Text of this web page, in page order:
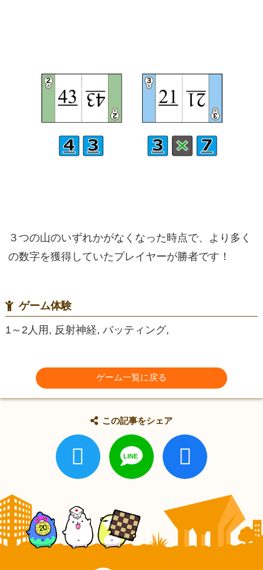
３つの山のいずれかがなくなった時点で、より多く
の数字を獲得していたプレイヤーが勝者です！
ゲーム体験
1～2人用, 反射神経, バッティング,
ゲーム一覧に戻る
この記事をシェア